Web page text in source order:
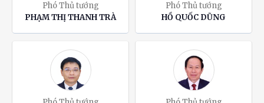
Phó Thủ tướng
PHẠM THỊ THANH TRÀ
Phó Thủ tướng
HỒ QUỐC DŨNG